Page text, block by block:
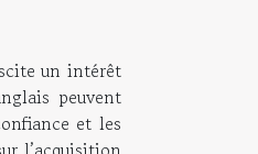
un intérêt
peuvent
et les